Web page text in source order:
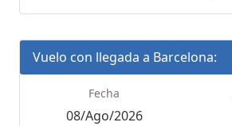
Vuelo con llegada a Barcelona:
Fecha
08/Ago/2026